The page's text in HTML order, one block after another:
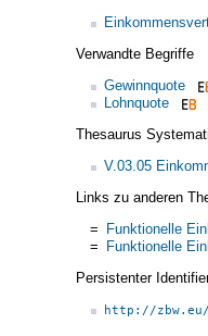
Verwandte Begriffe
Gewinnquote
Lohnquote
Thesaurus
V.03.05
Links zu anderen
= Funktionelle
= Funktionelle
Persistenter
http://